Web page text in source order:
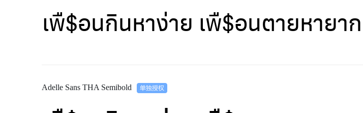
เพื$อนกินหาง่าย เพื$อนตายหายาก
Adelle Sans THA Semibold